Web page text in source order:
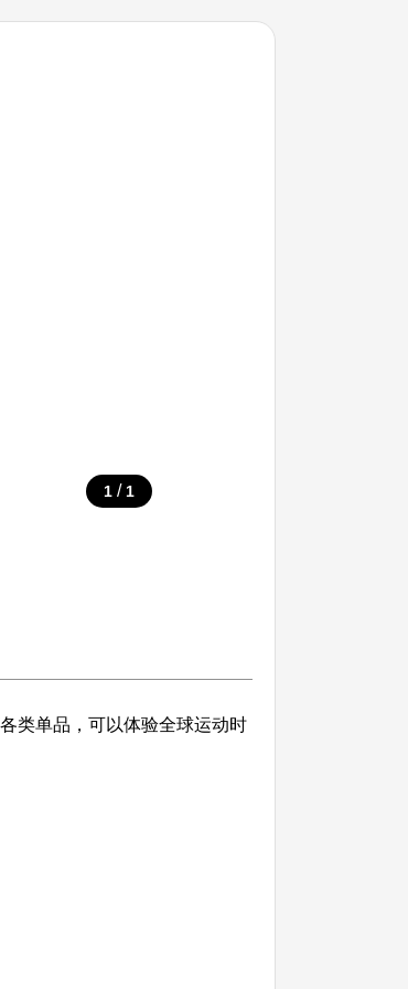
1 / 1
类单品，可以体验全球运动时